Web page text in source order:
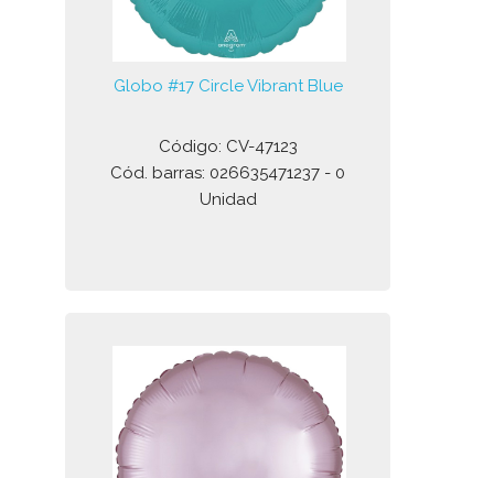
Globo #17 Circle Vibrant Blue
Código: CV-47123
Cód. barras: 026635471237 - 0
Unidad